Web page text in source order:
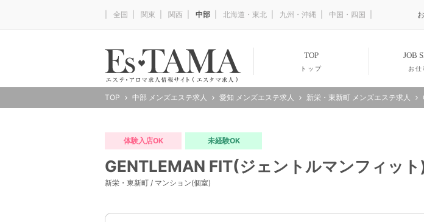
全国 関東 関西 中部 北海道・東北 九州・沖縄 中国・四国
TOP
トップ
JOB
お仕
TOP 中部 メンズエステ求人 愛知 メンズエステ求人 新栄・東新町 メンズエステ求人
GENTLEMAN FIT(ジェントルマンフィット
新栄・東新町 / マンション(個室)
体験入店OK 未経験OK